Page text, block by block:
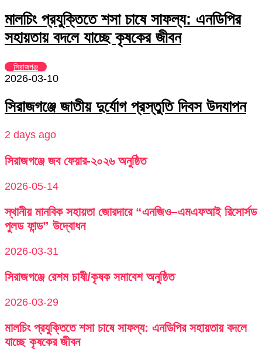
মালচিং প্রযুক্তিতে শসা চাষে সাফল্য: এনডিপির
সহায়তায় বদলে যাচ্ছে কৃষকের জীবন
সিরাজগঞ্জ
2026-03-10
সিরাজগঞ্জে জাতীয় দুর্যোগ প্রস্তুতি দিবস উদযাপন
2 days ago
সিরাজগঞ্জে জব ফেয়ার-২০২৬ অনুষ্ঠিত
2026-05-14
স্থানীয় মানবিক সহায়তা জোরদারে “এনজিও–এমএফআই রিসোর্সড
পুলড ফান্ড” উদ্বোধন
2026-03-31
সিরাজগঞ্জে রেশম চাষী/কৃষক সমাবেশ অনুষ্ঠিত
2026-03-29
মালচিং প্রযুক্তিতে শসা চাষে সাফল্য: এনডিপির সহায়তায় বদলে
যাচ্ছে কৃষকের জীবন